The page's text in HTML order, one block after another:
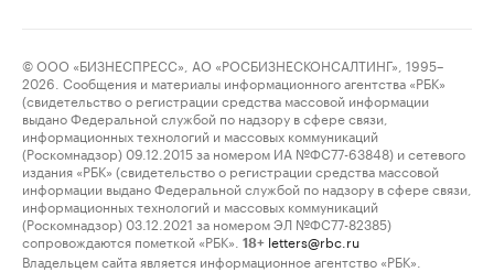
© ООО «БИЗНЕСПРЕСС», АО «РОСБИЗНЕСКОНСАЛТИНГ», 1995–
2026. Сообщения и материалы информационного агентства «РБК»
(свидетельство о регистрации средства массовой информации
выдано Федеральной службой по надзору в сфере связи,
информационных технологий и массовых коммуникаций
(Роскомнадзор) 09.12.2015 за номером ИА №ФС77-63848) и сетевого
издания «РБК» (свидетельство о регистрации средства массовой
информации выдано Федеральной службой по надзору в сфере связи,
информационных технологий и массовых коммуникаций
(Роскомнадзор) 03.12.2021 за номером ЭЛ №ФС77-82385)
сопровождаются пометкой «РБК».
18+ letters@rbc.ru
Владельцем сайта является информационное агентство «РБК».